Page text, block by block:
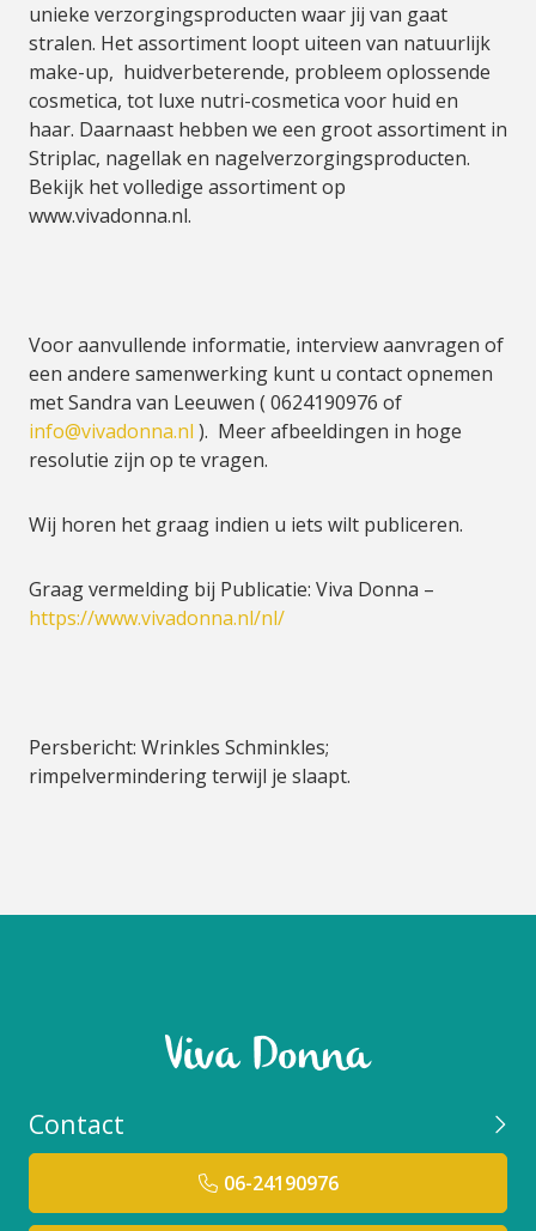
unieke verzorgingsproducten waar jij van gaat
stralen. Het assortiment loopt uiteen van natuurlijk
make-up, huidverbeterende, probleem oplossende
cosmetica, tot luxe nutri-cosmetica voor huid en
haar. Daarnaast hebben we een groot assortiment in
Striplac, nagellak en nagelverzorgingsproducten.
Bekijk het volledige assortiment op
www.vivadonna.nl.
Voor aanvullende informatie, interview aanvragen of
een andere samenwerking kunt u contact opnemen
met Sandra van Leeuwen ( 0624190976 of
info@vivadonna.nl ). Meer afbeeldingen in hoge
resolutie zijn op te vragen.
Wij horen het graag indien u iets wilt publiceren.
Graag vermelding bij Publicatie: Viva Donna –
https://www.vivadonna.nl/nl/
Persbericht: Wrinkles Schminkles;
rimpelvermindering terwijl je slaapt.
Contact
06-24190976